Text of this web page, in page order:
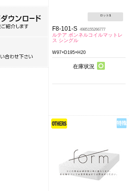
ロット:1
F8-101-S 4985155266777
ルテア ボンネルコイルマットレ
ス シングル
W97×D195×H20
在庫状況